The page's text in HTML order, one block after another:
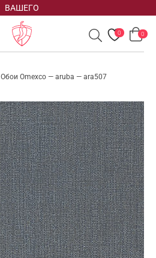
ВАШЕГО
0 0
Обои Omexco — aruba — ara507